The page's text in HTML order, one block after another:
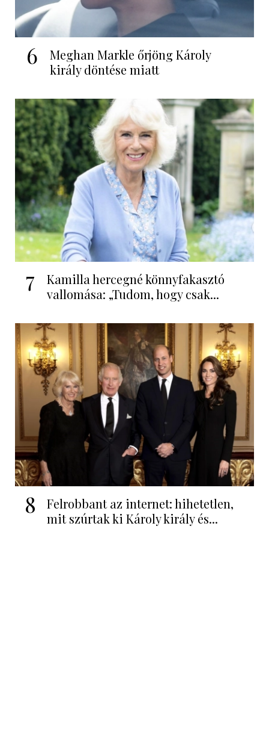
6
Meghan Markle őrjöng Károly
király döntése miatt
7
Kamilla hercegné könnyfakasztó
vallomása: „Tudom, hogy csak...
8
Felrobbant az internet: hihetetlen,
mit szúrtak ki Károly király és...